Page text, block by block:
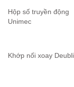
Hộp số truyền động
Unimec
Khớp nối xoay